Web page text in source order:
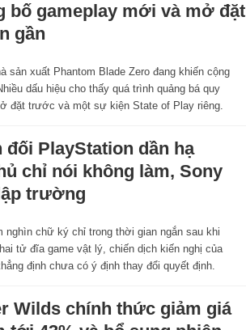
bố gameplay mới và mở đặt
gần
sản xuất Phantom Blade Zero đang khiến cộng
dấu hiệu cho thấy quá trình quảng bá quy
đặt trước và một sự kiện State of Play riêng.
đối PlayStation dần hạ
chỉ nói không làm, Sony
trường
nghìn chữ ký chỉ trong thời gian ngắn sau khi
tử đĩa game vật lý, chiến dịch kiến nghị của
định chưa có ý định thay đổi quyết định.
Wilds chính thức giảm giá